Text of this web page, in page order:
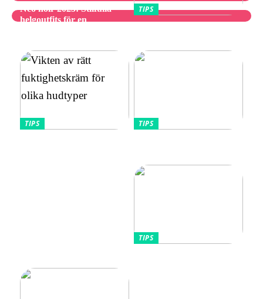
Neo noir 2025: Stilfulla
helgoutfits för en
TIPS
TIPS TIPS
TIPS